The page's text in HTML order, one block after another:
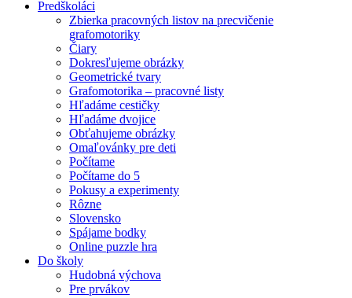
Predškoláci
Zbierka pracovných listov na precvičenie
grafomotoriky
Čiary
Dokresľujeme obrázky
Geometrické tvary
Grafomotorika – pracovné listy
Hľadáme cestičky
Hľadáme dvojice
Obťahujeme obrázky
Omaľovánky pre deti
Počítame
Počítame do 5
Pokusy a experimenty
Rôzne
Slovensko
Spájame bodky
Online puzzle hra
Do školy
Hudobná výchova
Pre prvákov